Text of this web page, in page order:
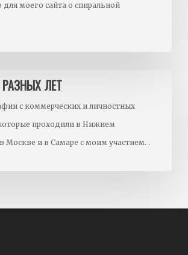
для моего сайта о спиральной
РАЗНЫХ ЛЕТ
с коммерческих и личностных
проходили в Нижнем
Москве и в Самаре с моим участием. .